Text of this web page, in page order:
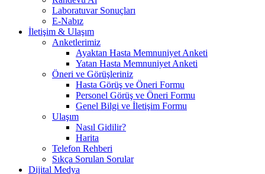
Laboratuvar Sonuçları
E-Nabız
İletişim & Ulaşım
Anketlerimiz
Ayaktan Hasta Memnuniyet Anketi
Yatan Hasta Memnuniyet Anketi
Öneri ve Görüşleriniz
Hasta Görüş ve Öneri Formu
Personel Görüş ve Öneri Formu
Genel Bilgi ve İletişim Formu
Ulaşım
Nasıl Gidilir?
Harita
Telefon Rehberi
Sıkça Sorulan Sorular
Dijital Medya